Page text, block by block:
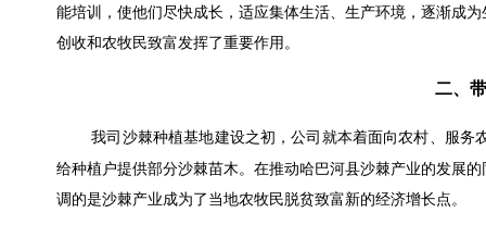
能培训，使他们尽快成长，适应集体生活、生产环境，逐渐成
创收和农牧民致富发挥了重要作用。
二、
我司沙棘种植基地建设之初，公司就本着面向农村、服务
给种植户提供部分沙棘苗木。在推动哈巴河县沙棘产业的发展
调的是沙棘产业成为了当地农牧民脱贫致富新的经济增长点。